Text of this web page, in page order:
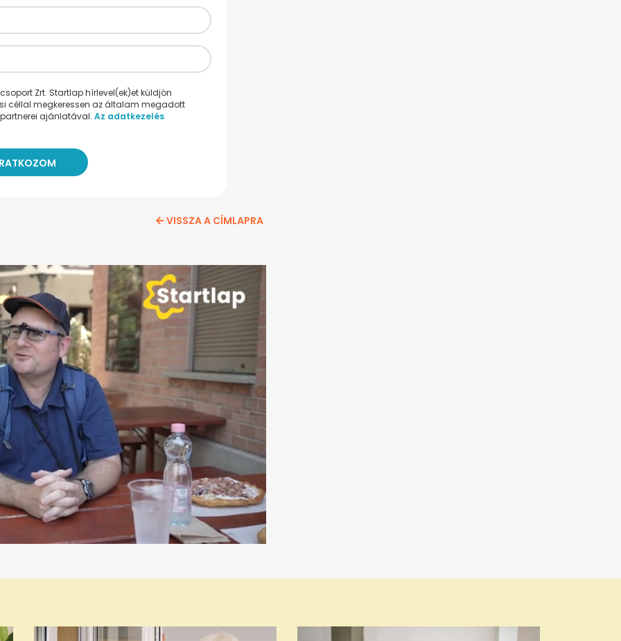
Zrt. Startlap hírlevel(ek)et küldjön
céllal megkeressen az általam megadott
ajánlatával. Az adatkezelés
VISSZA A CÍMLAPRA